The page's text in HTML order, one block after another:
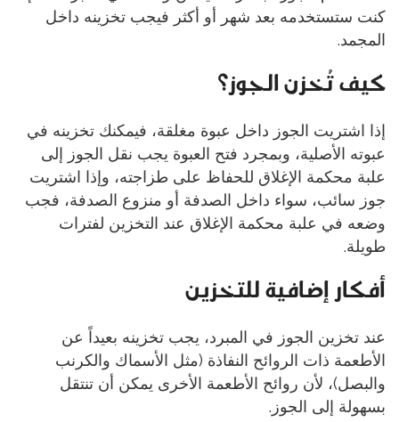
كنت ستستخدمه بعد شهر أو أكثر فيجب تخزينه داخل
المجمد.
كيف تُخزن الجوز؟
إذا اشتريت الجوز داخل عبوة مغلقة، فيمكنك تخزينه في
عبوته الأصلية، وبمجرد فتح العبوة يجب نقل الجوز إلى
علبة محكمة الإغلاق للحفاظ على طزاجته، وإذا اشتريت
جوز سائب، سواء داخل الصدفة أو منزوع الصدفة، فجب
وضعه في علبة محكمة الإغلاق عند التخزين لفترات
طويلة.
أفكار إضافية للتخزين
عند تخزين الجوز في المبرد، يجب تخزينه بعيداً عن
الأطعمة ذات الروائح النفاذة (مثل الأسماك والكرنب
والبصل)، لأن روائح الأطعمة الأخرى يمكن أن تنتقل
بسهولة إلى الجوز.